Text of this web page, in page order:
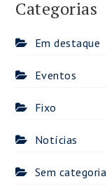
Categorias
Em destaque
Eventos
Fixo
Notícias
Sem categoria